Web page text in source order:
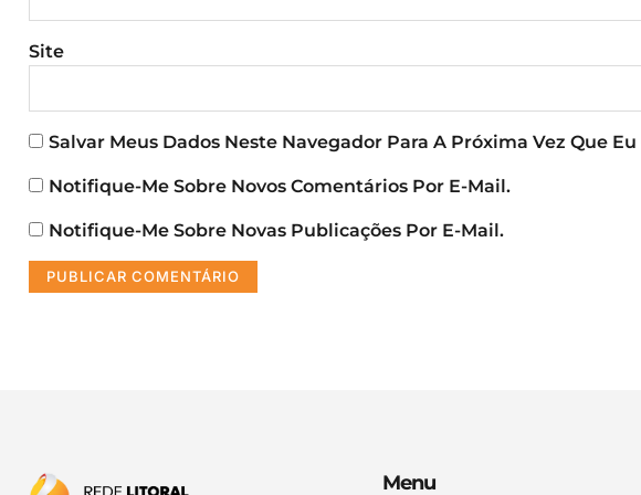
Site
Salvar Meus Dados Neste Navegador Para A Próxima Vez Que
Notifique-Me Sobre Novos Comentários Por E-Mail.
Notifique-Me Sobre Novas Publicações Por E-Mail.
Menu